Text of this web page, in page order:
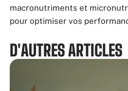
macronutriments et
pour optimiser vos
D'AUTRES ARTICLES